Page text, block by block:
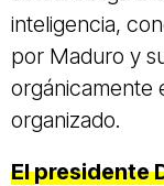
inteligencia,
por Maduro y
orgánicamente
organizado.
El presidente